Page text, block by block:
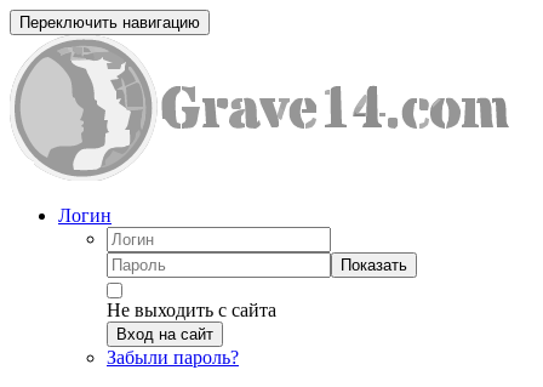
Переключить навигацию
Логин
Показать
Не выходить с сайта
Вход на сайт
Забыли пароль?